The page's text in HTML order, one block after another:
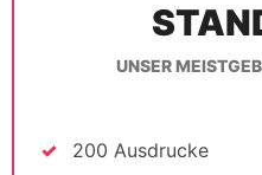
UNSER
200 Ausdrucke